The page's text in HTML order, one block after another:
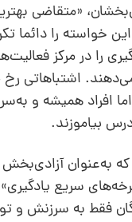
«متقاضی
خواسته را دائما
را در مرکز
می‌دهند. اشتباهاتی
افراد همیشه و
بیاموزند.
به‌عنوان آزادی‌بخش
سریع
فقط به سرزنش و